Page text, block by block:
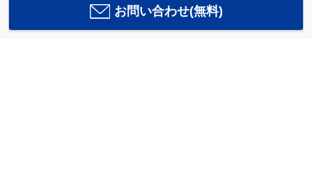
お問い合わせ(無料)